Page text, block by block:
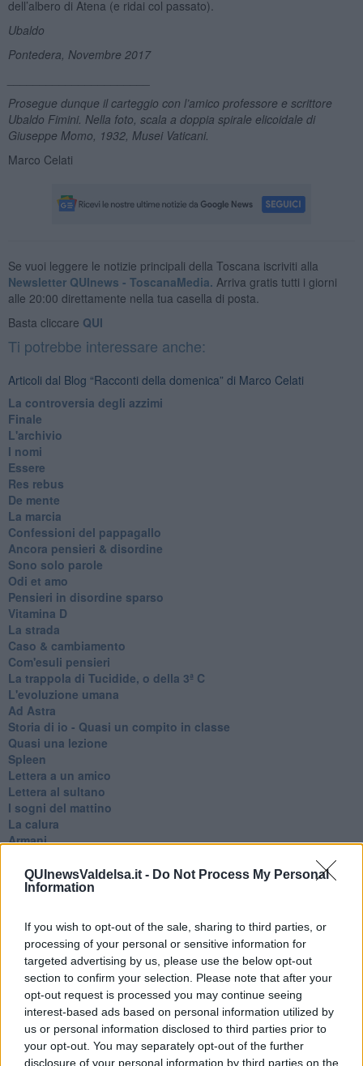
QUInewsValdelsa.it - Do Not Process My Personal
Information
If you wish to opt-out of the sale, sharing to third parties, or
processing of your personal or sensitive information for
targeted advertising by us, please use the below opt-out
section to confirm your selection. Please note that after your
opt-out request is processed you may continue seeing
interest-based ads based on personal information utilized by
us or personal information disclosed to third parties prior to
your opt-out. You may separately opt-out of the further
disclosure of your personal information by third parties on the
dell’albero di Atena (e ridai col passato).
Ubaldo
Pontedera, Novembre 2017
Prosegue dunque il carteggio con l’amico professore e scrittore
Ubaldo Fimini. Nella foto, scala a doppia spirale elicoidale di
Giuseppe Momo, 1932, Musei Vaticani.
Marco Celati
Se vuoi leggere le notizie principali della Toscana iscriviti alla
Newsletter QUInews - ToscanaMedia. Arriva gratis tutti i giorni
alle 20:00 direttamente nella tua casella di posta.
Basta cliccare QUI
Ti potrebbe interessare anche:
Articoli dal Blog “Racconti della domenica” di Marco Celati
La controversia degli azzimi
Finale
L'archivio
I nomi
Essere
Res rebus
De mente
La marcia
Confessioni del pappagallo
Ancora pensieri & disordine
Sono solo parole
Odi et amo
Pensieri in disordine sparso
Vitamina D
La strada
Caso & cambiamento
Com'esuli pensieri
La trappola di Tucidide, o della 3ª C
L'evoluzione umana
Ad Astra
Storia di io - Quasi un compito in classe
Quasi una lezione
Spleen
Lettera a un amico
Lettera al sultano
I sogni del mattino
La calura
Armani
Via Firenze
Album
I libri
La scadenza
Passo a due
Vivere
Prima di andare via
Triage
Persona
Relitti
Lucio